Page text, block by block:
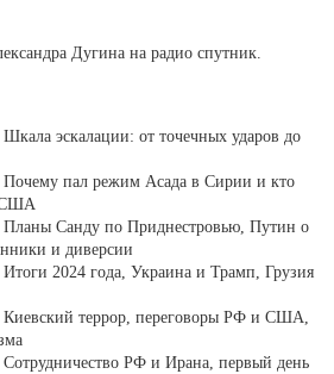
Дугина на радио спутник.
эскалации: от точечных ударов до
пал режим Асада в Сирии и кто
США
Санду по Приднестровью, Путин о
и диверсии
2024 года, Украина и Трамп, Грузия
Киевский террор, переговоры РФ и США,
РФ и Ирана, первый день